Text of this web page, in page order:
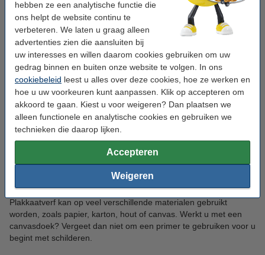
hebben ze een analytische functie die
ons helpt de website continu te
verbeteren. We laten u graag alleen
advertenties zien die aansluiten bij
uw interesses en willen daarom cookies gebruiken om uw
gedrag binnen en buiten onze website te volgen. In ons
cookiebeleid leest u alles over deze cookies, hoe ze werken en
hoe u uw voorkeuren kunt aanpassen. Klik op accepteren om
akkoord te gaan. Kiest u voor weigeren? Dan plaatsen we
alleen functionele en analytische cookies en gebruiken we
technieken die daarop lijken.
Accepteren
Weigeren
Veelgestelde vragen
Wat is plakkaatverf?
Plakkaatverf is een zeer veelzijdige waterverf waarmee u heldere
kleuren schildert. Plakkaatverf is eigenlijk een aquarelverf die met
dekkend wit gemengd wordt en daardoor dus ook beter zal
dekken.
Hoe schilder ik met plakkaatverf?
Voor u begint met schilderen, verdunt u de verf best met enkele
druppels water. Zo zal de verf zich beter aan het oppervlak
hechten. Breng daarna de plakkaatverf in dunne lagen aan.
Welke ondergrond is geschikt voor plakkaatverf?
Plakkaatverf kan op veel verschillende materialen gebruikt
worden, zoals papier, karton, hout of canvas. Werkt u met een
canvasdoek? Vergeet dan niet om een primer te gebruiken voor u
begint met schilderen.